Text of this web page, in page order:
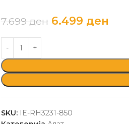
7.699ден 6.499 ден
SKU: IE-RH3231-850